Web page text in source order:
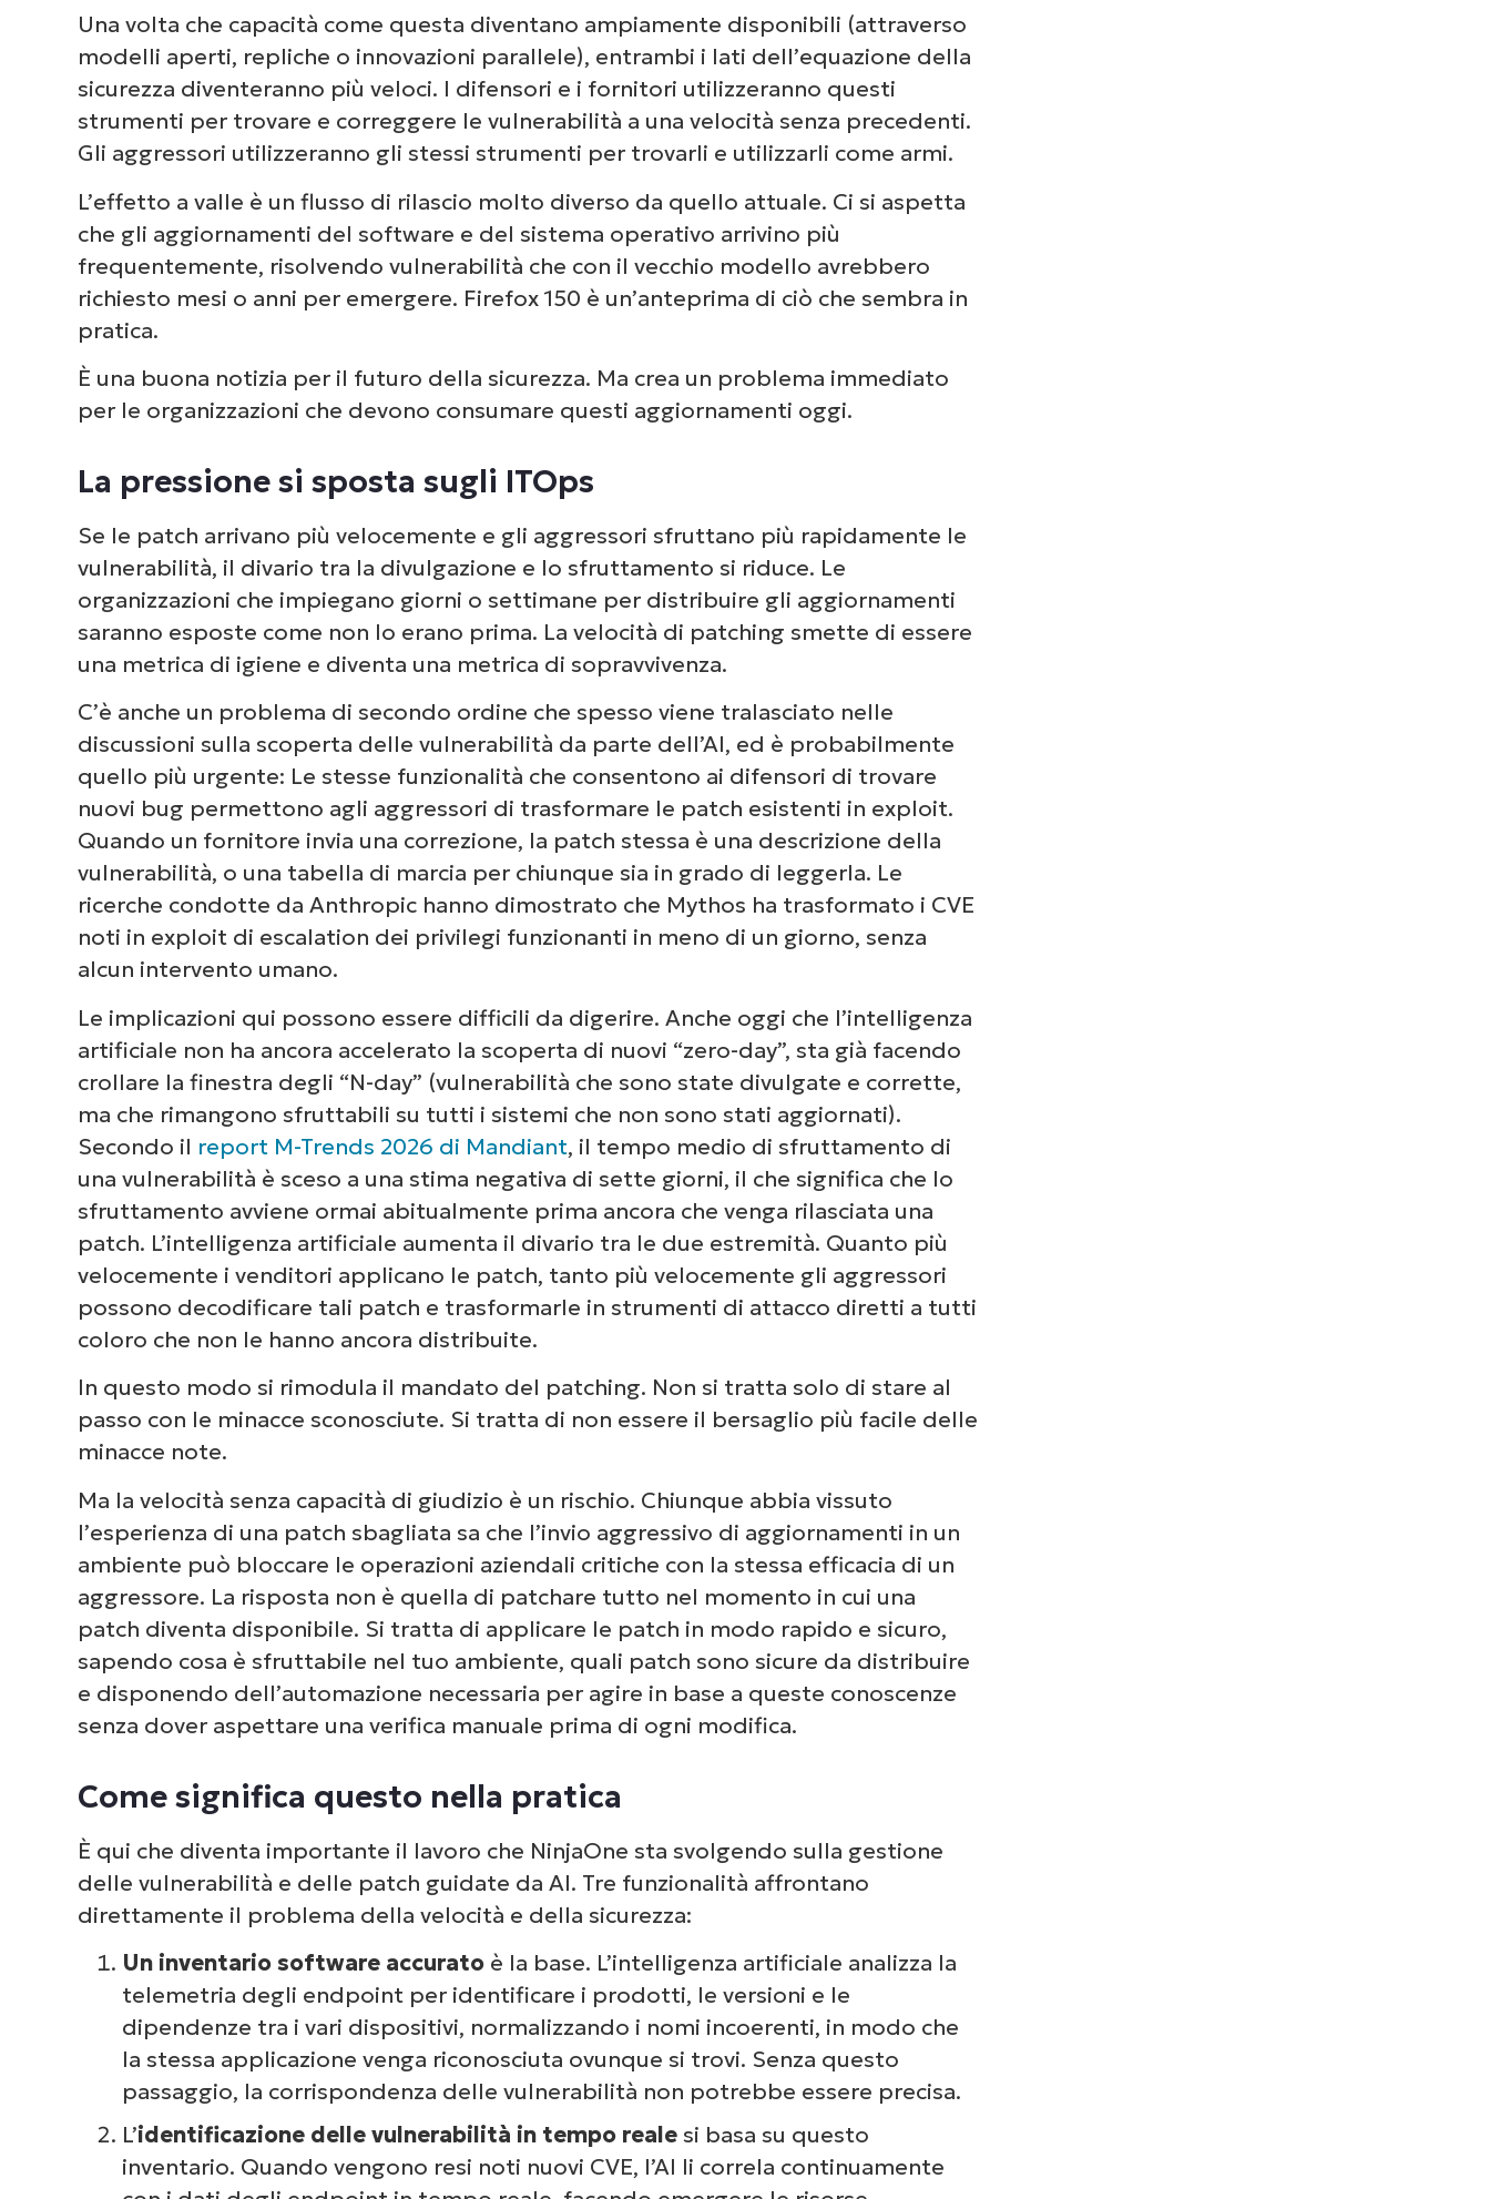
Una volta che capacità come questa diventano ampiamente disponibili (attraverso
modelli aperti, repliche o innovazioni parallele), entrambi i lati dell’equazione della
sicurezza diventeranno più veloci. I difensori e i fornitori utilizzeranno questi
strumenti per trovare e correggere le vulnerabilità a una velocità senza precedenti.
Gli aggressori utilizzeranno gli stessi strumenti per trovarli e utilizzarli come armi.
L’effetto a valle è un flusso di rilascio molto diverso da quello attuale. Ci si aspetta
che gli aggiornamenti del software e del sistema operativo arrivino più
frequentemente, risolvendo vulnerabilità che con il vecchio modello avrebbero
richiesto mesi o anni per emergere. Firefox 150 è un’anteprima di ciò che sembra in
pratica.
È una buona notizia per il futuro della sicurezza. Ma crea un problema immediato
per le organizzazioni che devono consumare questi aggiornamenti oggi.
La pressione si sposta sugli ITOps
Se le patch arrivano più velocemente e gli aggressori sfruttano più rapidamente le
vulnerabilità, il divario tra la divulgazione e lo sfruttamento si riduce. Le
organizzazioni che impiegano giorni o settimane per distribuire gli aggiornamenti
saranno esposte come non lo erano prima. La velocità di patching smette di essere
una metrica di igiene e diventa una metrica di sopravvivenza.
C’è anche un problema di secondo ordine che spesso viene tralasciato nelle
discussioni sulla scoperta delle vulnerabilità da parte dell’AI, ed è probabilmente
quello più urgente: Le stesse funzionalità che consentono ai difensori di trovare
nuovi bug permettono agli aggressori di trasformare le patch esistenti in exploit.
Quando un fornitore invia una correzione, la patch stessa è una descrizione della
vulnerabilità, o una tabella di marcia per chiunque sia in grado di leggerla. Le
ricerche condotte da Anthropic hanno dimostrato che Mythos ha trasformato i CVE
noti in exploit di escalation dei privilegi funzionanti in meno di un giorno, senza
alcun intervento umano.
Le implicazioni qui possono essere difficili da digerire. Anche oggi che l’intelligenza
artificiale non ha ancora accelerato la scoperta di nuovi “zero-day”, sta già facendo
crollare la finestra degli “N-day” (vulnerabilità che sono state divulgate e corrette,
ma che rimangono sfruttabili su tutti i sistemi che non sono stati aggiornati).
Secondo il report M-Trends 2026 di Mandiant, il tempo medio di sfruttamento di
una vulnerabilità è sceso a una stima negativa di sette giorni, il che significa che lo
sfruttamento avviene ormai abitualmente prima ancora che venga rilasciata una
patch. L’intelligenza artificiale aumenta il divario tra le due estremità. Quanto più
velocemente i venditori applicano le patch, tanto più velocemente gli aggressori
possono decodificare tali patch e trasformarle in strumenti di attacco diretti a tutti
coloro che non le hanno ancora distribuite.
In questo modo si rimodula il mandato del patching. Non si tratta solo di stare al
passo con le minacce sconosciute. Si tratta di non essere il bersaglio più facile delle
minacce note.
Ma la velocità senza capacità di giudizio è un rischio. Chiunque abbia vissuto
l’esperienza di una patch sbagliata sa che l’invio aggressivo di aggiornamenti in un
ambiente può bloccare le operazioni aziendali critiche con la stessa efficacia di un
aggressore. La risposta non è quella di patchare tutto nel momento in cui una
patch diventa disponibile. Si tratta di applicare le patch in modo rapido e sicuro,
sapendo cosa è sfruttabile nel tuo ambiente, quali patch sono sicure da distribuire
e disponendo dell’automazione necessaria per agire in base a queste conoscenze
senza dover aspettare una verifica manuale prima di ogni modifica.
Come significa questo nella pratica
È qui che diventa importante il lavoro che NinjaOne sta svolgendo sulla gestione
delle vulnerabilità e delle patch guidate da AI. Tre funzionalità affrontano
direttamente il problema della velocità e della sicurezza:
Un inventario software accuratoè la base. L’intelligenza artificiale analizza la
telemetria degli endpoint per identificare i prodotti, le versioni e le
dipendenze tra i vari dispositivi, normalizzando i nomi incoerenti, in modo che
la stessa applicazione venga riconosciuta ovunque si trovi. Senza questo
passaggio, la corrispondenza delle vulnerabilità non potrebbe essere precisa.
L’identificazione delle vulnerabilità in tempo realesi basa su questo
inventario. Quando vengono resi noti nuovi CVE, l’AI li correla continuamente
Inizia la tua prova di 14 giorni
Nessuna carta di credito richiesta,
accesso completo a tutte le funzioni
First
and
last
name*
Business
email*
number*
Paese
Company
name*